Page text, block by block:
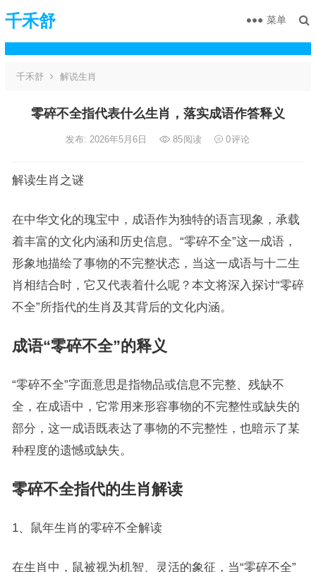
千禾舒 菜单
千禾舒 解说生肖
零碎不全指代表什么生肖，落实成语作答释义
发布: 2026年5月6日 85阅读 0评论
解读生肖之谜
在中华文化的瑰宝中，成语作为独特的语言现象，承载
着丰富的文化内涵和历史信息。“零碎不全”这一成语，
形象地描绘了事物的不完整状态，当这一成语与十二生
肖相结合时，它又代表着什么呢？本文将深入探讨“零碎
不全”所指代的生肖及其背后的文化内涵。
成语“零碎不全”的释义
“零碎不全”字面意思是指物品或信息不完整、残缺不
全，在成语中，它常用来形容事物的不完整性或缺失的
部分，这一成语既表达了事物的不完整性，也暗示了某
种程度的遗憾或缺失。
零碎不全指代的生肖解读
1、鼠年生肖的零碎不全解读
在生肖中，鼠被视为机智、灵活的象征，当“零碎不全”